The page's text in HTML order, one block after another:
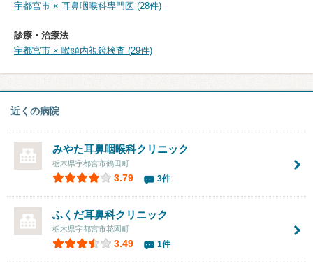
宇都宮市 × 耳鼻咽喉科専門医 (28件)
診療・治療法
宇都宮市 × 喉頭内視鏡検査 (29件)
近くの病院
みやた耳鼻咽喉科クリニック
栃木県宇都宮市鶴田町
3.79 3件
ふくだ耳鼻科クリニック
栃木県宇都宮市花園町
3.49 1件